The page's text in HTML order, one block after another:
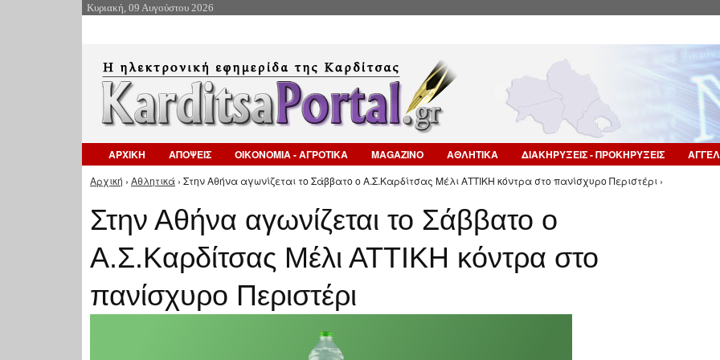
Κυριακή, 09 Αυγούστου 2026
ΑΡΧΙΚΗ ΑΠΟΨΕΙΣ ΟΙΚΟΝΟΜΙΑ - ΑΓΡΟΤΙΚΑ MAGAZINO ΑΘΛΗΤΙΚΑ ΔΙΑΚΗΡΥΞΕΙΣ - ΠΡΟΚΗΡΥΞΕΙΣ
Είστε εδώ
Αρχική › Αθλητικά › Στην Αθήνα αγωνίζεται το Σάββατο ο Α.Σ.Καρδίτσας Μέλι ΑΤΤΙΚΗ κόντρα στο πανίσχυρο Περιστέρι ›
Στην Αθήνα αγωνίζεται το Σάββατο ο
Α.Σ.Καρδίτσας Μέλι ΑΤΤΙΚΗ κόντρα στο
πανίσχυρο Περιστέρι